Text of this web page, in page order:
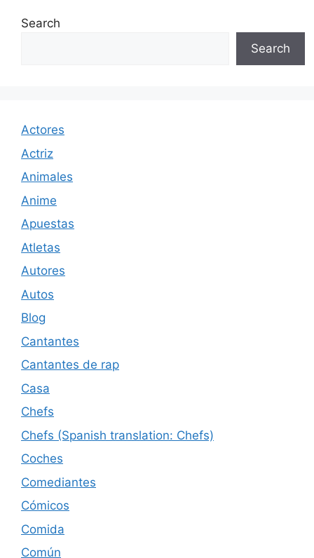
Search
Search
Actores
Actriz
Animales
Anime
Apuestas
Atletas
Autores
Autos
Blog
Cantantes
Cantantes de rap
Casa
Chefs
Chefs (Spanish translation: Chefs)
Coches
Comediantes
Cómicos
Comida
Común